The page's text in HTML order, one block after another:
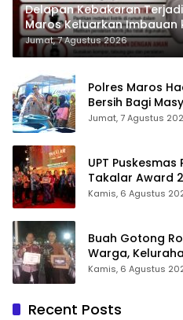
Delapan Kebakaran
Maros Keluarkan
Jumat, 7 Agustus 2026
Polres Maros
Bersih Bagi
Air Bersih Di
Jumat, 7 Agustus
UPT
Takalar Award
Hadirkan
Kamis, 6 Agustus
Buah Gotong
Warga,
Takalar Award
Kamis, 6 Agustus
Recent Posts